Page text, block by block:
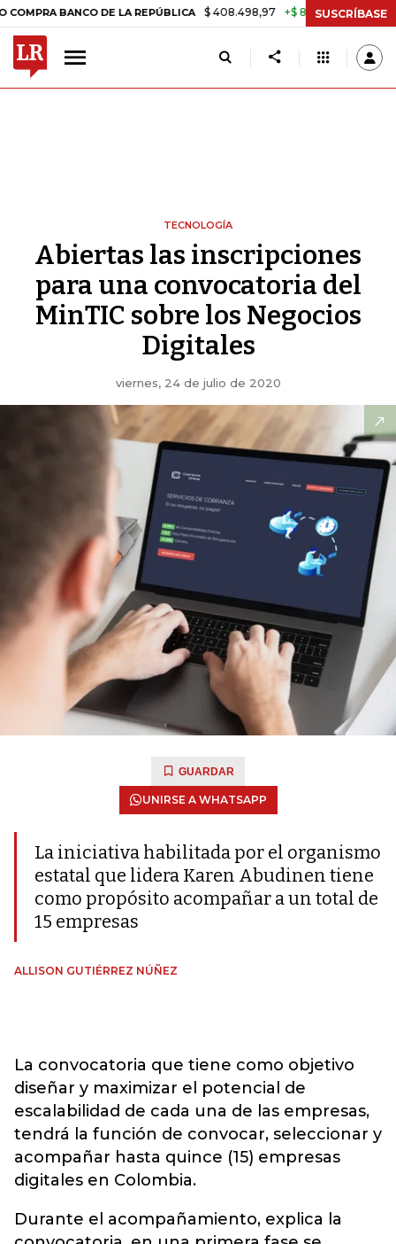
BANCO DE LA REPÚBLICA $ 408.498,97 +$ 8.753,81 +2,19% TASA
SUSCRÍBASE
TECNOLOGÍA
Abiertas las inscripciones
para una convocatoria del
MinTIC sobre los Negocios
Digitales
viernes, 24 de julio de 2020
GUARDAR
UNIRSE A WHATSAPP
La iniciativa habilitada por el organismo
estatal que lidera Karen Abudinen tiene
como propósito acompañar a un total de
15 empresas
ALLISON GUTIÉRREZ NÚÑEZ
La convocatoria que tiene como objetivo
diseñar y maximizar el potencial de
escalabilidad de cada una de las empresas,
tendrá la función de convocar, seleccionar y
acompañar hasta quince (15) empresas
digitales en Colombia.
Durante el acompañamiento, explica la